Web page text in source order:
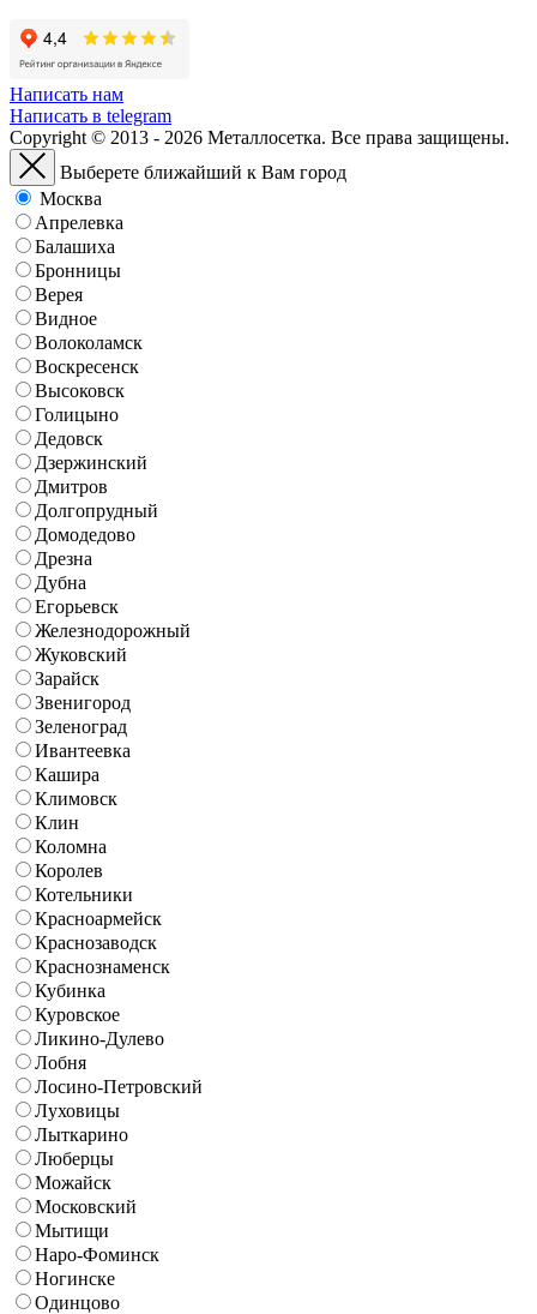
Написать нам
Написать в telegram
Copyright © 2013 - 2026 Металлосетка. Все права защищены.
Выберете ближайший к Вам город
Москва
Апрелевка
Балашиха
Бронницы
Верея
Видное
Волоколамск
Воскресенск
Высоковск
Голицыно
Дедовск
Дзержинский
Дмитров
Долгопрудный
Домодедово
Дрезна
Дубна
Егорьевск
Железнодорожный
Жуковский
Зарайск
Звенигород
Зеленоград
Ивантеевка
Кашира
Климовск
Клин
Коломна
Королев
Котельники
Красноармейск
Краснозаводск
Краснознаменск
Кубинка
Куровское
Ликино-Дулево
Лобня
Лосино-Петровский
Луховицы
Лыткарино
Люберцы
Можайск
Московский
Мытищи
Наро-Фоминск
Ногинске
Одинцово